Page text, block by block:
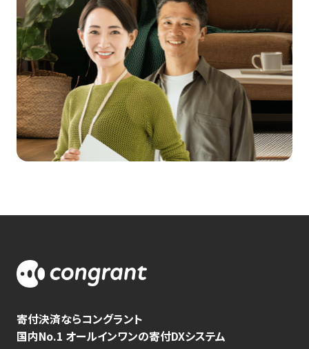
寄付決済ならコングラント
国内No.1 オールインワンの寄付DXシステム